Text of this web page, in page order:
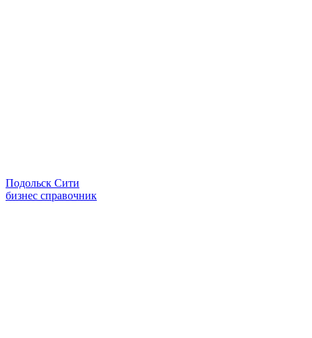
Подольск Сити
бизнес справочник